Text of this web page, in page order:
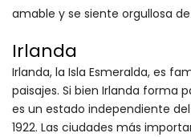
amable y se siente orgullosa
Irlanda
Irlanda, la Isla Esmeralda, es
paisajes. Si bien Irlanda forma
es un estado independiente
1922. Las ciudades más